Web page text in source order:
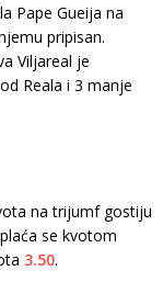
Pape Gueija na
pripisan.
Viljareal je
Reala i 3 manje
na trijumf gostiju
se kvotom
3.50.